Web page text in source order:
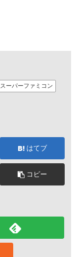
スーパーファミコン
はてブ
コピー